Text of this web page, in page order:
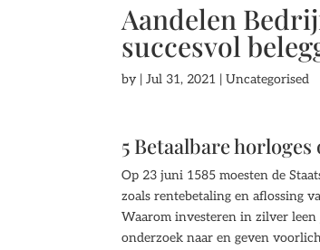
Aandelen
succesvol
by |Jul 31, 2021 | Uncategorised
5 Betaalbare
Op 23 juni 1585 moesten de
zoals rentebetaling en aflossing
Waarom investeren in zilver
onderzoek naar en geven